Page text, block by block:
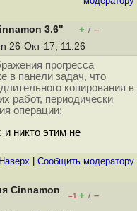
3.6" + / –
26-Окт-17, 11:26
прогресса
в панели задач, что
копирования в
работ, периодически
операции;
и никто этим не
Наверх Cообщить модератору
Cinnamon
–1 + / –